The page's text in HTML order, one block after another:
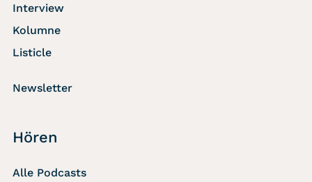
Interview
Kolumne
Listicle
Newsletter
Hören
Alle Podcasts